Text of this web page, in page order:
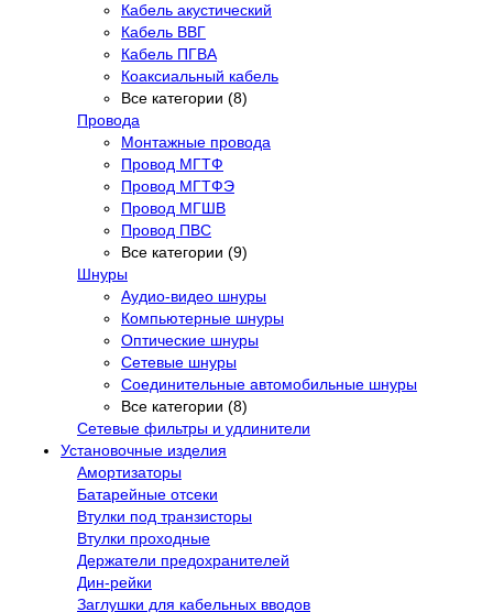
Кабель акустический
Кабель ВВГ
Кабель ПГВА
Коаксиальный кабель
Все категории (8)
Провода
Монтажные провода
Провод МГТФ
Провод МГТФЭ
Провод МГШВ
Провод ПВС
Все категории (9)
Шнуры
Аудио-видео шнуры
Компьютерные шнуры
Оптические шнуры
Сетевые шнуры
Соединительные автомобильные шнуры
Все категории (8)
Сетевые фильтры и удлинители
Установочные изделия
Амортизаторы
Батарейные отсеки
Втулки под транзисторы
Втулки проходные
Держатели предохранителей
Дин-рейки
Заглушки для кабельных вводов